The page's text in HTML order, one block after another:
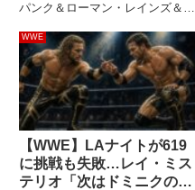
パンク＆ローマン・レインズ＆セ
ト・マッチ。元The Shieldの2人
と対戦するパンクは、特別な感情
が胸に込み上がっています。そも
そも、The Shi...
WWE
【WWE】LAナイトが619
に挑戦も失敗…レイ・ミス
テリオ「次はドミニクのヒ